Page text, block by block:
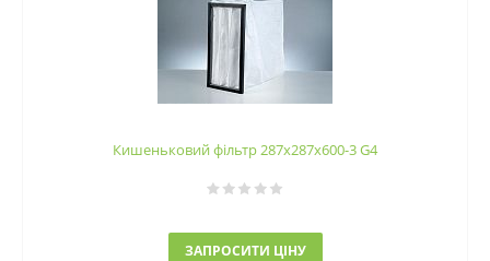
Кишеньковий фільтр 287х287х600-3 G4
ЗАПРОСИТИ ЦІНУ